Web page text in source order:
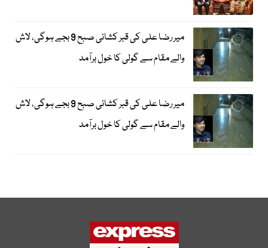
میر رضا علی کی قبر کشائی صبح 9 بجے ہوگی، لاش
والے مقام سے گولی کا خول برآمد
میر رضا علی کی قبر کشائی صبح 9 بجے ہوگی، لاش
والے مقام سے گولی کا خول برآمد